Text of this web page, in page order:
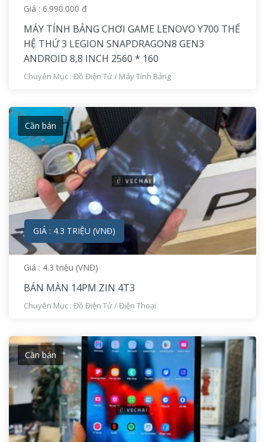
Giá : 6.990.000 đ
MÁY TÍNH BẢNG CHƠI GAME LENOVO Y700 THẾ
HỆ THỨ 3 LEGION SNAPDRAGON8 GEN3
ANDROID 8,8 INCH 2560 * 160
Chuyên Mục : Đồ Điện Tử/ Máy Tính Bảng
GIÁ : 4.3 TRIỆU (VNĐ)
Cần bán
Giá : 4.3 triệu (VNĐ)
BÁN MÀN 14PM ZIN 4T3
Chuyên Mục : Đồ Điện Tử/Điện Thoại
Cần bán